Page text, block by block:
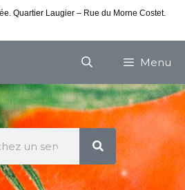
Quartier Laugier – Rue du Morne Costet.
Menu